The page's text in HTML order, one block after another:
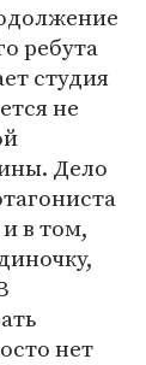
ребута
студия
не
Дело
в том,
нет